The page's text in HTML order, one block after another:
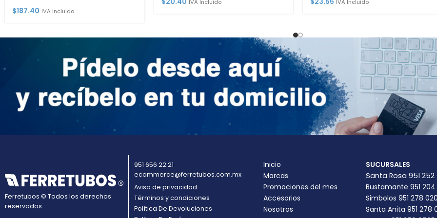
$187.40 IVA Incluido
IVA Incluido IVA Incluido
Ferretubos © Todos los derechos
reservados
951 656 22 21
ecommerce@ferretubos.com.mx
Aviso de privacidad
Términos y condiciones
Política De Devoluciones
Inicio
Marcas
Promociones del mes
Accesorios
Nosotros
SUCURSALES
Santa Rosa 951 252
Bustamante 951
Simbolos 951 278
Santa Anita 951 278